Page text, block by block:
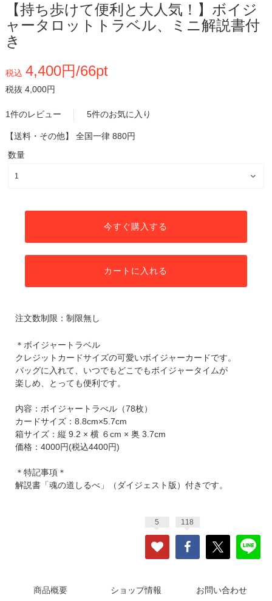
【持ち歩けて便利と大人気！】ボイジ
ャータロットトラベル、ミニ解説書付
き
税込 4,400円/66pt
税抜 4,000円
1件のレビュー 5件のお気に入り
【送料・その他】 全国一律 880円
数量
今すぐ購入する
カートに入れる
注文数制限：制限無し
＊ボイジャートラベル
クレジットカードサイズの可愛いボイジャーカードです。
バッグに入れて、いつでもどこでもボイジャータイムが
楽しめ、とっても便利です。
内容：ボイジャートラべル（78枚）
カードサイズ：8.8cm×5.7cm
箱サイズ：縦 9.2 × 横 ６cm × 奥 3.7cm
価格：4000円(税込4400円)
＊特記事項＊
解説書「魂の道しるべ」（ダイジェスト版）付きです。
5 118
商品概要 ショップ情報 お問い合わせ